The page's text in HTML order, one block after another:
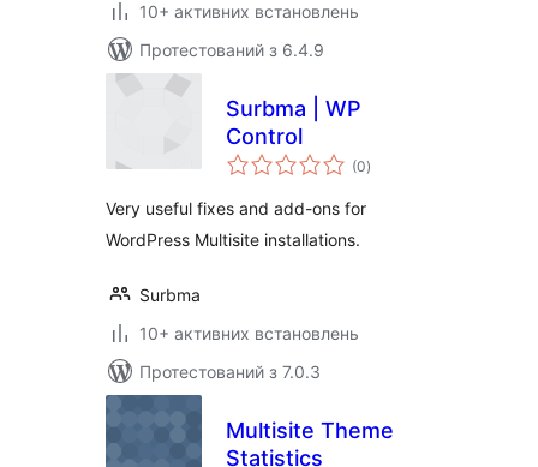
10+ активних встановлень
Протестований з 6.4.9
Surbma | WP
Control
(0загальний
рейтинг
)
Very useful fixes and add-ons for
WordPress Multisite installations.
Surbma
10+ активних встановлень
Протестований з 7.0.3
Multisite Theme
Statistics